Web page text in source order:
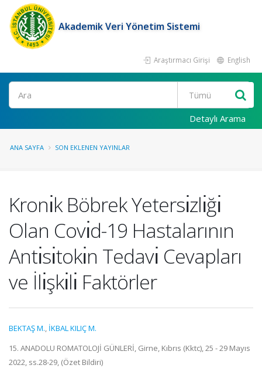
Akademik Veri Yönetim Sistemi
Araştırmacı Girişi English
Ara
Detaylı Arama
ANA SAYFA SON EKLENEN YAYINLAR
Kronı̇k Böbrek Yetersı̇zlı̇ğı̇
Olan Covı̇d-19 Hastalarının
Antı̇sı̇tokı̇n Tedavı̇ Cevapları
ve İlı̇şkı̇lı̇ Faktörler
BEKTAŞ M., İKBAL KILIÇ M.
15. ANADOLU ROMATOLOJİ GÜNLERİ, Girne, Kıbrıs (Kktc), 25 - 29 Mayıs
2022, ss.28-29, (Özet Bildiri)